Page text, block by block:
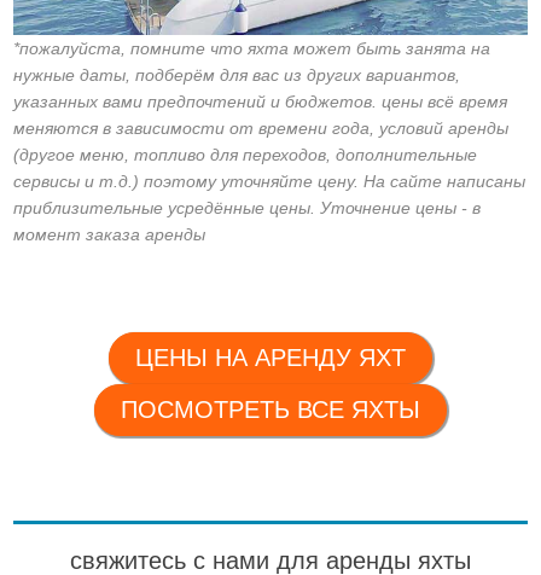
*пожалуйста, помните что яхта может быть занята на
нужные даты, подберём для вас из других вариантов,
указанных вами предпочтений и бюджетов. цены всё время
меняются в зависимости от времени года, условий аренды
(другое меню, топливо для переходов, дополнительные
сервисы и т.д.) поэтому уточняйте цену. На сайте написаны
приблизительные усредённые цены. Уточнение цены - в
момент заказа аренды
ЦЕНЫ НА АРЕНДУ ЯХТ
ПОСМОТРЕТЬ ВСЕ ЯХТЫ
свяжитесь с нами для аренды яхты